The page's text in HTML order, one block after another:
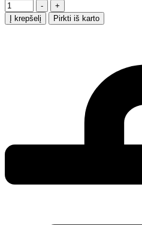
-
+
Į krepšelį
Pirkti iš karto